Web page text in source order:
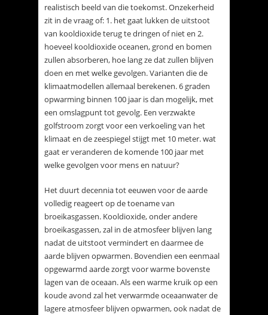
realistisch beeld van die toekomst. Onzekerheid
zit in de vraag of: 1. het gaat lukken de uitstoot
van kooldioxide terug te dringen of niet en 2.
hoeveel kooldioxide oceanen, grond en bomen
zullen absorberen, hoe lang ze dat zullen blijven
doen en met welke gevolgen. Varianten die de
klimaatmodellen allemaal berekenen. 6 graden
opwarming binnen 100 jaar is dan mogelijk, met
een omslagpunt tot gevolg. Een verzwakte
golfstroom zorgt voor een verkoeling van het
klimaat en de zeespiegel stijgt met 10 meter. wat
gaat er veranderen de komende 100 jaar met
welke gevolgen voor mens en natuur?
Het duurt decennia tot eeuwen voor de aarde
volledig reageert op de toename van
broeikasgassen. Kooldioxide, onder andere
broeikasgassen, zal in de atmosfeer blijven lang
nadat de uitstoot vermindert en daarmee de
aarde blijven opwarmen. Bovendien een eenmaal
opgewarmd aarde zorgt voor warme bovenste
lagen van de oceaan. Als een warme kruik op een
koude avond zal het verwarmde oceaanwater de
lagere atmosfeer blijven opwarmen, ook nadat de